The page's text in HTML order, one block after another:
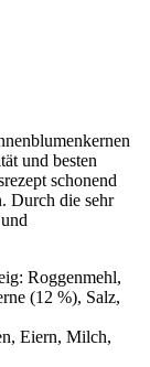
und besten
schonend
Durch die sehr
Roggenmehl,
(12 %), Salz,
Eiern, Milch,